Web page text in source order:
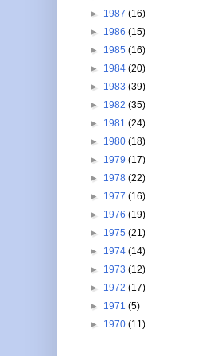
► 1987 (16)
► 1986 (15)
► 1985 (16)
► 1984 (20)
► 1983 (39)
► 1982 (35)
► 1981 (24)
► 1980 (18)
► 1979 (17)
► 1978 (22)
► 1977 (16)
► 1976 (19)
► 1975 (21)
► 1974 (14)
► 1973 (12)
► 1972 (17)
► 1971 (5)
► 1970 (11)